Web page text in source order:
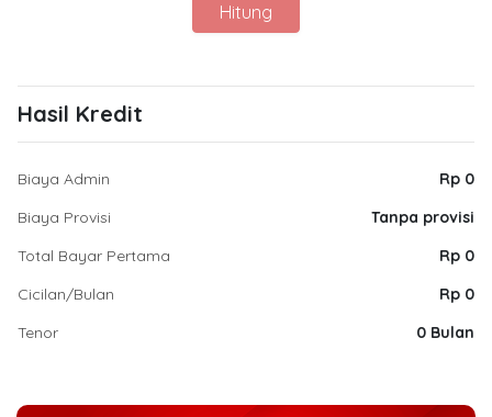
Hitung
Hasil Kredit
Biaya Admin
Rp 0
Biaya Provisi
Tanpa provisi
Total Bayar Pertama
Rp 0
Cicilan/Bulan
Rp 0
Tenor
0 Bulan